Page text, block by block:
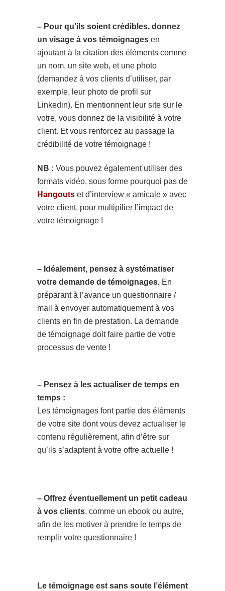
– Pour qu’ils soient crédibles, donnez
un visage à vos témoignages en
ajoutant à la citation des éléments comme
un nom, un site web, et une photo
(demandez à vos clients d’utiliser, par
exemple, leur photo de profil sur
Linkedin). En mentionnent leur site sur le
votre, vous donnez de la visibilité à votre
client. Et vous renforcez au passage la
crédibilité de votre témoignage !
NB : Vous pouvez également utiliser des
formats vidéo, sous forme pourquoi pas de
Hangouts et d’interview « amicale » avec
votre client, pour multipilier l’impact de
votre témoignage !
– Idéalement, pensez à systématiser
votre demande de témoignages. En
préparant à l’avance un questionnaire /
mail à envoyer automatiquement à vos
clients en fin de prestation. La demande
de témoignage doit faire partie de votre
processus de vente !
– Pensez à les actualiser de temps en
temps :
Les témoignages font partie des éléments
de votre site dont vous devez actualiser le
contenu régulièrement, afin d’être sur
qu’ils s’adaptent à votre offre actuelle !
– Offrez éventuellement un petit cadeau
à vos clients, comme un ebook ou autre,
afin de les motiver à prendre le temps de
remplir votre questionnaire !
Le témoignage est sans soute l’élément